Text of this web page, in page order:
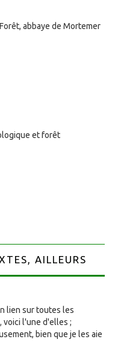
abbaye de Mortemer
et forêt
AILLEURS
lien sur toutes les
voici l'une d'elles ;
bien que je les aie